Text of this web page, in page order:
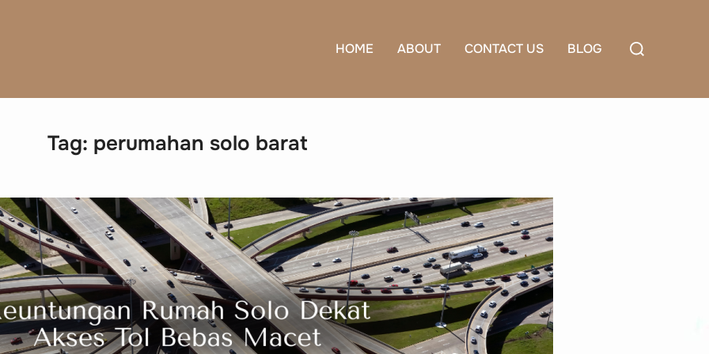
HOME ABOUT CONTACT US BLOG
Search
Tag: perumahan solo barat